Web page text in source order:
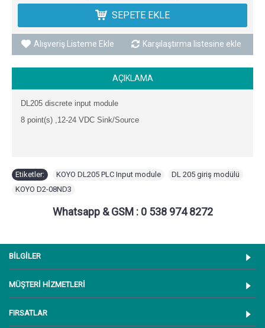
SEPETE EKLE
Alışveriş Listeme Ekle Karşılaştırma listesine ekle
AÇIKLAMA
DL205 discrete input module
8 point(s) ,12-24 VDC Sink/Source
Etiketler: KOYO DL205 PLC Input module DL 205 giriş modülü
KOYO D2-08ND3
Whatsapp & GSM : 0 538 974 8272
BİLGİLER
MÜŞTERİ HİZMETLERİ
FIRSATLAR